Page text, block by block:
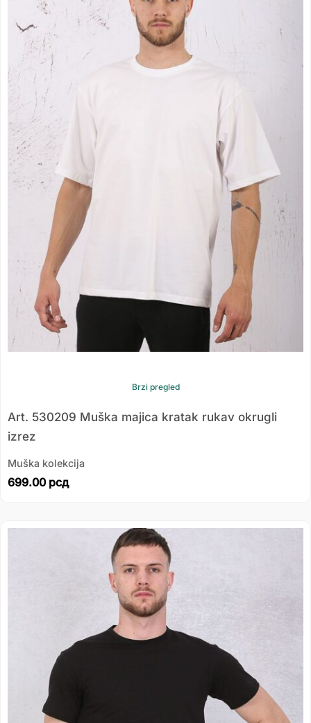
Brzi pregled
Art. 530209 Muška majica kratak rukav okrugli
izrez
Muška kolekcija
699.00 рсд